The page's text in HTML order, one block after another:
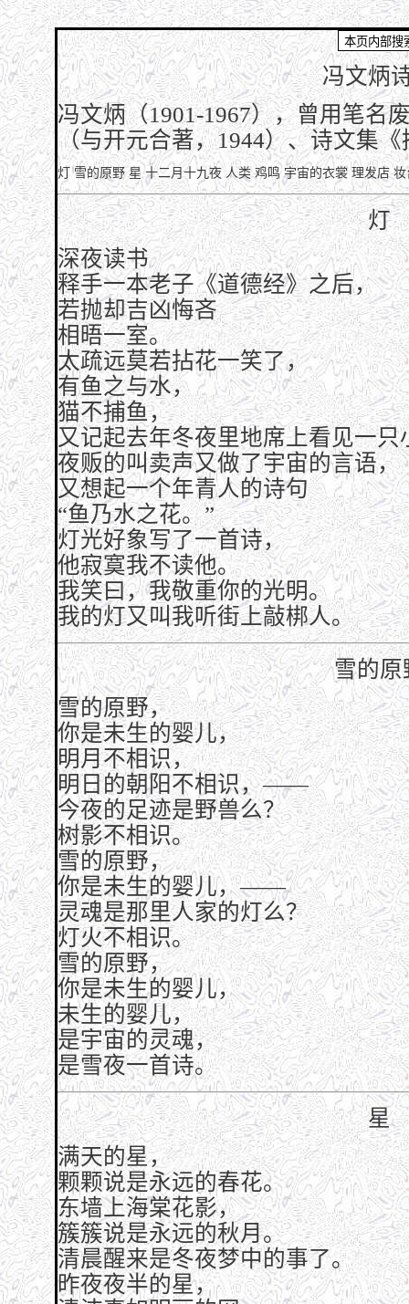
冯文炳
冯文炳（1901-1967），曾用笔名
（与开元合著，1944）、诗文集
灯 雪的原野 星 十二月十九夜 人类 鸡鸣 宇宙的衣裳 理发店 妆
灯
深夜读书
释手一本老子《道德经》之后，
若抛却吉凶悔吝
相晤一室。
太疏远莫若拈花一笑了，
有鱼之与水，
猫不捕鱼，
又记起去年冬夜里地席上看见一只
夜贩的叫卖声又做了宇宙的言语，
又想起一个年青人的诗句
“鱼乃水之花。”
灯光好象写了一首诗，
他寂寞我不读他。
我笑曰，我敬重你的光明。
我的灯又叫我听街上敲梆人。
雪的原
雪的原野，
你是未生的婴儿，
明月不相识，
明日的朝阳不相识，——
今夜的足迹是野兽么？
树影不相识。
雪的原野，
你是未生的婴儿，——
灵魂是那里人家的灯么？
灯火不相识。
雪的原野，
你是未生的婴儿，
未生的婴儿，
是宇宙的灵魂，
是雪夜一首诗。
星
满天的星，
颗颗说是永远的春花。
东墙上海棠花影，
簇簇说是永远的秋月。
清晨醒来是冬夜梦中的事了。
昨夜夜半的星，